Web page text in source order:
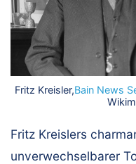
Fritz Kreisler,Bain News
Fritz Kreislers
unverwechselbarer